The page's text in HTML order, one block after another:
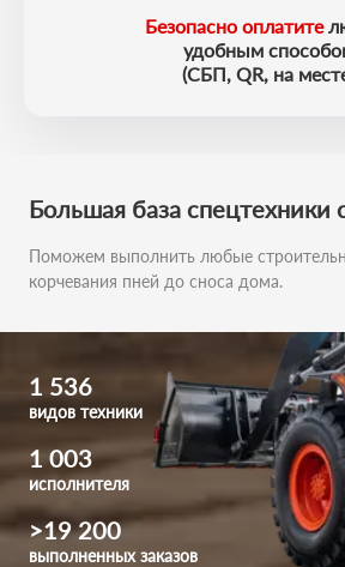
Безопасно оплатите
удобным
(СБП, QR, на
Большая база спецтехники
Поможем выполнить любые
корчевания пней до сноса дома.
1 536
видов техники
1 003
исполнителя
>19 200
выполненных заказов